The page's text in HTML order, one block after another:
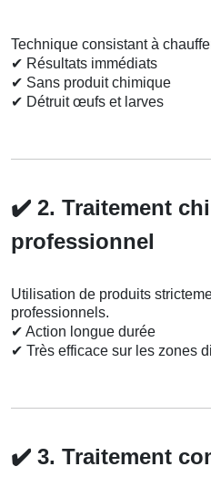
Technique consistant à
✔ Résultats immédiats
✔ Sans produit chimique
✔ Détruit œufs et larves
✔️ 2. Traitement
professionnel
Utilisation de produits
professionnels.
✔ Action longue durée
✔ Très efficace sur les zones
✔️ 3. Traitement